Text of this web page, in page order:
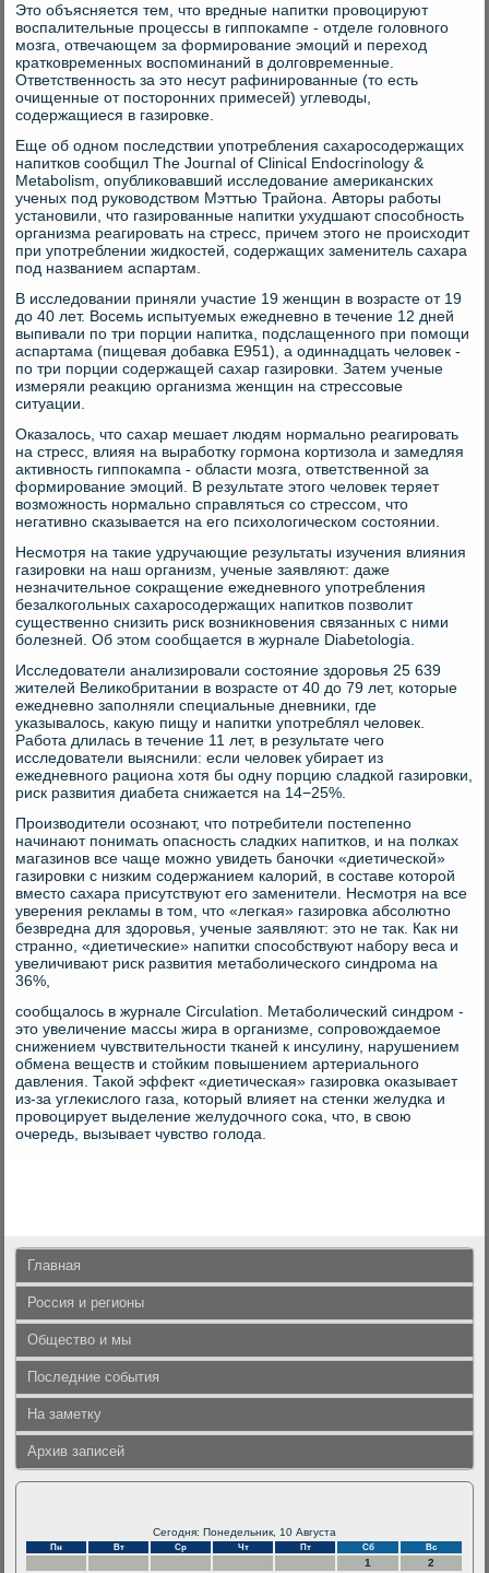
Это объясняется тем, что вредные напитки провоцируют
воспалительные процессы в гиппокампе - отделе головного
мозга, отвечающем за формирование эмоций и переход
кратковременных воспоминаний в долговременные.
Ответственность за это несут рафинированные (то есть
очищенные от посторонних примесей) углеводы,
содержащиеся в газировке.
Еще об одном последствии употребления сахаросодержащих
напитков сообщил The Journal of Clinical Endocrinology &
Metabolism, опубликовавший исследование американских
ученых под руководством Мэттью Трайона. Авторы работы
установили, что газированные напитки ухудшают способность
организма реагировать на стресс, причем этого не происходит
при употреблении жидкостей, содержащих заменитель сахара
под названием аспартам.
В исследовании приняли участие 19 женщин в возрасте от 19
до 40 лет. Восемь испытуемых ежедневно в течение 12 дней
выпивали по три порции напитка, подслащенного при помощи
аспартама (пищевая добавка Е951), а одиннадцать человек -
по три порции содержащей сахар газировки. Затем ученые
измеряли реакцию организма женщин на стрессовые
ситуации.
Оказалось, что сахар мешает людям нормально реагировать
на стресс, влияя на выработку гормона кортизола и замедляя
активность гиппокампа - области мозга, ответственной за
формирование эмоций. В результате этого человек теряет
возможность нормально справляться со стрессом, что
негативно сказывается на его психологическом состоянии.
Несмотря на такие удручающие результаты изучения влияния
газировки на наш организм, ученые заявляют: даже
незначительное сокращение ежедневного употребления
безалкогольных сахаросодержащих напитков позволит
существенно снизить риск возникновения связанных с ними
болезней. Об этом сообщается в журнале Diabetologia.
Исследователи анализировали состояние здоровья 25 639
жителей Великобритании в возрасте от 40 до 79 лет, которые
ежедневно заполняли специальные дневники, где
указывалось, какую пищу и напитки употреблял человек.
Работа длилась в течение 11 лет, в результате чего
исследователи выяснили: если человек убирает из
ежедневного рациона хотя бы одну порцию сладкой газировки,
риск развития диабета снижается на 14−25%.
Производители осознают, что потребители постепенно
начинают понимать опасность сладких напитков, и на полках
магазинов все чаще можно увидеть баночки «диетической»
газировки с низким содержанием калорий, в составе которой
вместо сахара присутствуют его заменители. Несмотря на все
уверения рекламы в том, что «легкая» газировка абсолютно
безвредна для здоровья, ученые заявляют: это не так. Как ни
странно, «диетические» напитки способствуют набору веса и
увеличивают риск развития метаболического синдрома на
36%,
сообщалось в журнале Circulation. Метаболический синдром -
это увеличение массы жира в организме, сопровождаемое
снижением чувствительности тканей к инсулину, нарушением
обмена веществ и стойким повышением артериального
давления. Такой эффект «диетическая» газировка оказывает
из-за углекислого газа, который влияет на стенки желудка и
провоцирует выделение желудочного сока, что, в свою
очередь, вызывает чувство голода.
Главная
Россия и регионы
Общество и мы
Последние события
На заметку
Архив записей
Сегодня: Понедельник, 10 Августа
Пн Вт Ср Чт Пт Сб Вс
1 2